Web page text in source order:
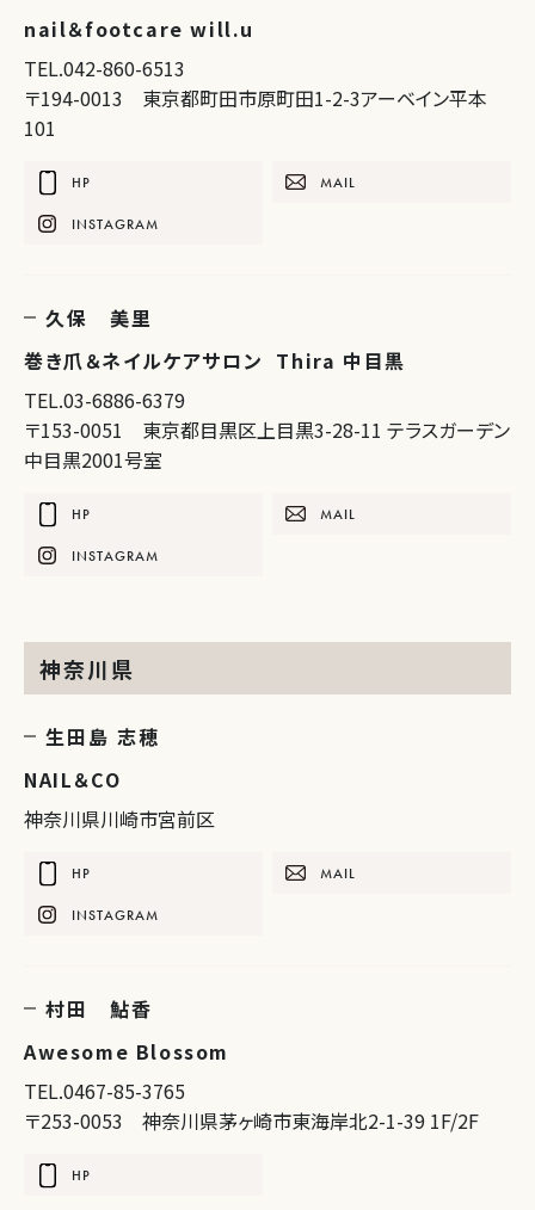
nail＆footcare will.u
TEL.042-860-6513
〒194-0013 東京都町田市原町田1-2-3アーベイン平本
101
HP MAIL
INSTAGRAM
久保 美里
巻き爪＆ネイルケアサロン Thira 中目黒
TEL.03-6886-6379
〒153-0051 東京都目黒区上目黒3-28-11 テラスガーデン
中目黒2001号室
HP MAIL
INSTAGRAM
神奈川県
生田島 志穂
NAIL＆CO
神奈川県川崎市宮前区
HP MAIL
INSTAGRAM
村田 鮎香
Awesome Blossom
TEL.0467-85-3765
〒253-0053 神奈川県茅ヶ崎市東海岸北2-1-39 1F/2F
HP